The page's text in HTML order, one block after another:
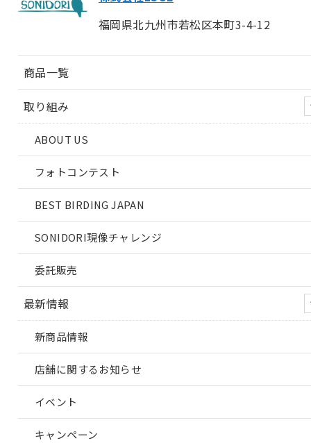
福岡県北九州市若松区本町3-4-12
商品一覧
取り組み
ABOUT US
フォトコンテスト
BEST BIRDING JAPAN
SONIDORI現像チャレンジ
委託販売
最新情報
新商品情報
店舗に関するお知らせ
イベント
キャンペーン